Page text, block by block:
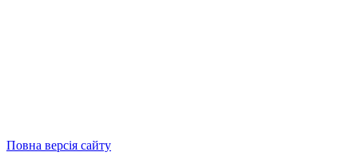
Повна версія сайту